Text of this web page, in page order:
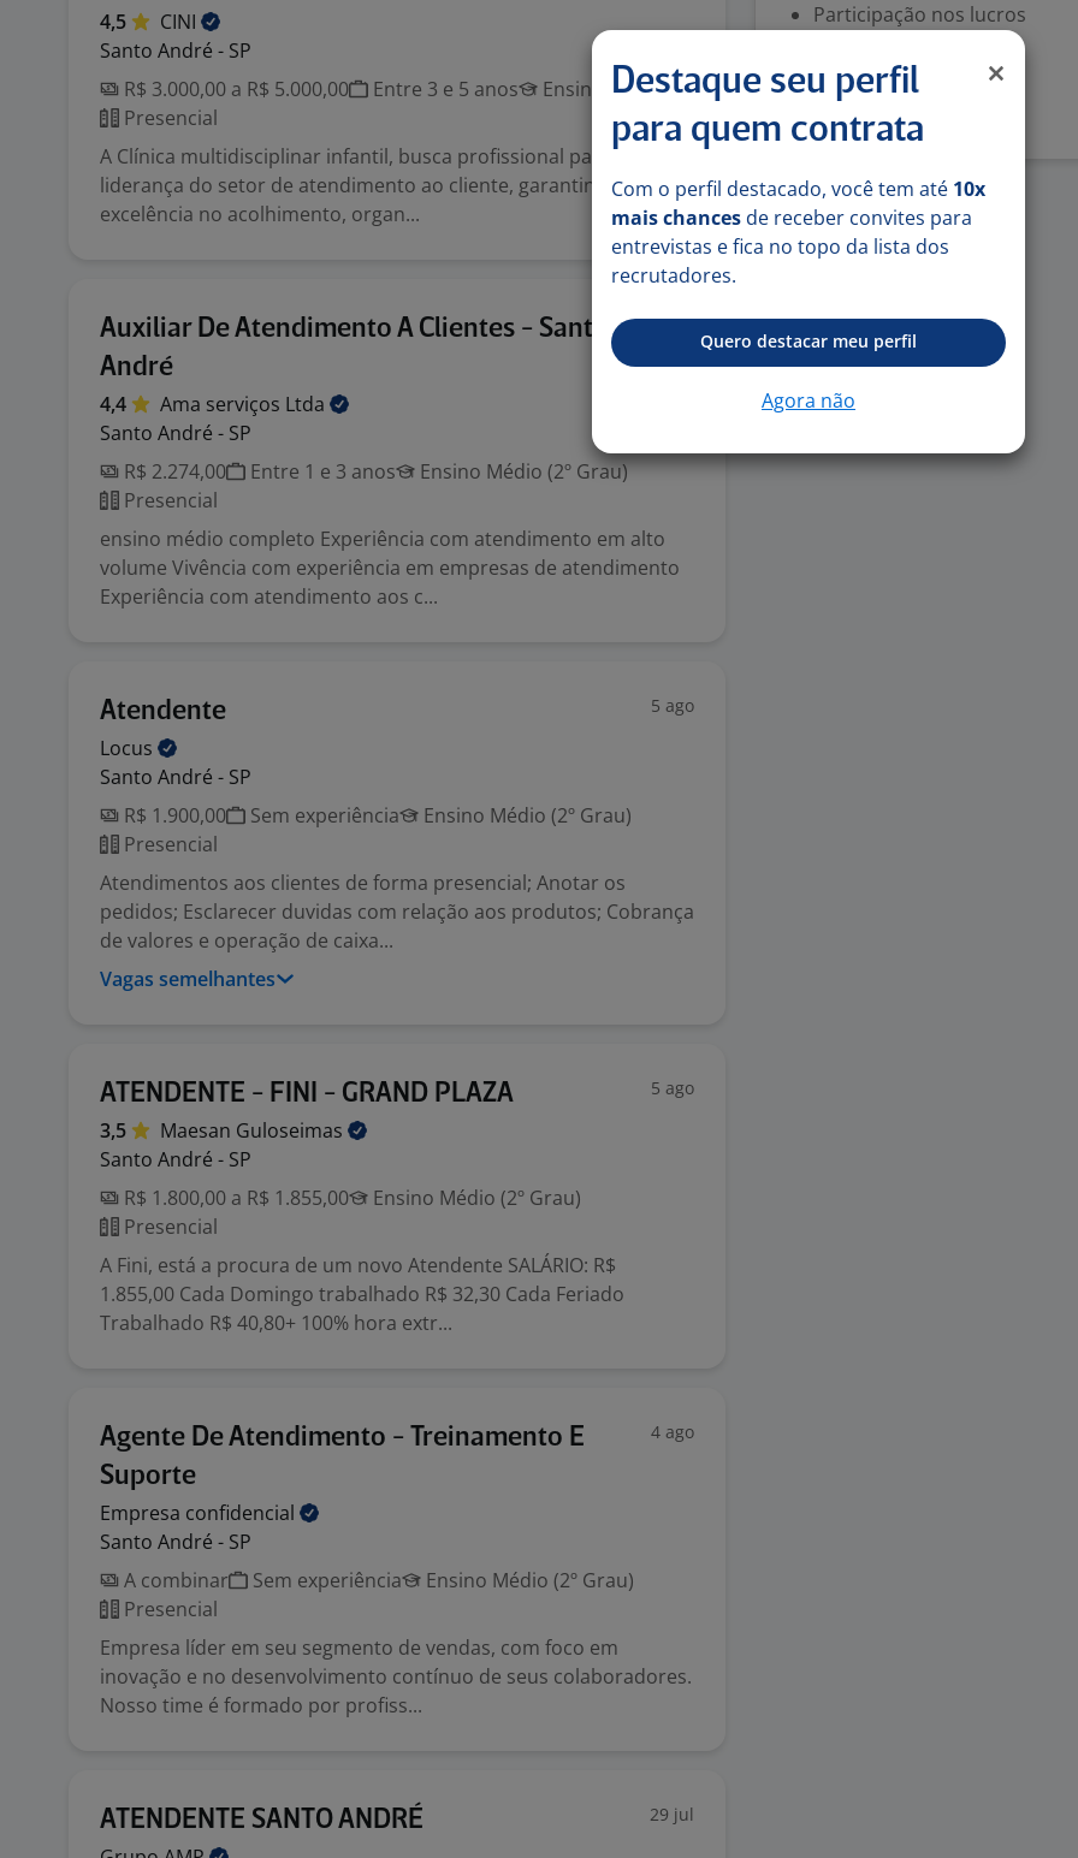
4,5
CINI
Santo André - SP
R$ 3.000,00 a R$ 5.000,00
Entre 3 e 5 anos
Ensino Superior
Presencial
A Clínica multidisciplinar infantil, busca profissional para
liderança do setor de atendimento ao cliente, garantindo
excelência no acolhimento, organ...
Auxiliar De Atendimento A Clientes - Santo
André
29 mai
4,4 Ama serviços Ltda
Santo André - SP
R$ 2.274,00
Entre 1 e 3 anos
Ensino Médio (2º Grau)
Presencial
ensino médio completo Experiência com atendimento em alto
volume Vivência com experiência em empresas de atendimento
Experiência com atendimento aos c...
Atendente 5 ago
Locus
Santo André - SP
R$ 1.900,00
Sem experiência
Ensino Médio (2º Grau)
Presencial
Atendimentos aos clientes de forma presencial; Anotar os
pedidos; Esclarecer duvidas com relação aos produtos; Cobrança
de valores e operação de caixa...
Vagas semelhantes
ATENDENTE - FINI - GRAND PLAZA 5 ago
3,5 Maesan Guloseimas
Santo André - SP
R$ 1.800,00 a R$ 1.855,00
Ensino Médio (2º Grau)
Presencial
A Fini, está a procura de um novo Atendente SALÁRIO: R$
1.855,00 Cada Domingo trabalhado R$ 32,30 Cada Feriado
Trabalhado R$ 40,80+ 100% hora extr...
Agente De Atendimento - Treinamento E
Suporte
4 ago
Empresa confidencial
Santo André - SP
A combinar
Sem experiência
Ensino Médio (2º Grau)
Presencial
Empresa líder em seu segmento de vendas, com foco em
inovação e no desenvolvimento contínuo de seus colaboradores.
Nosso time é formado por profiss...
ATENDENTE SANTO ANDRÉ 29 jul
Participação nos lucros
Denunciar vaga
Destaque seu perfil
para quem contrata
Com o perfil destacado, você tem até 10x
mais chances de receber convites para
entrevistas e fica no topo da lista dos
recrutadores.
Quero destacar meu perfil
Agora não